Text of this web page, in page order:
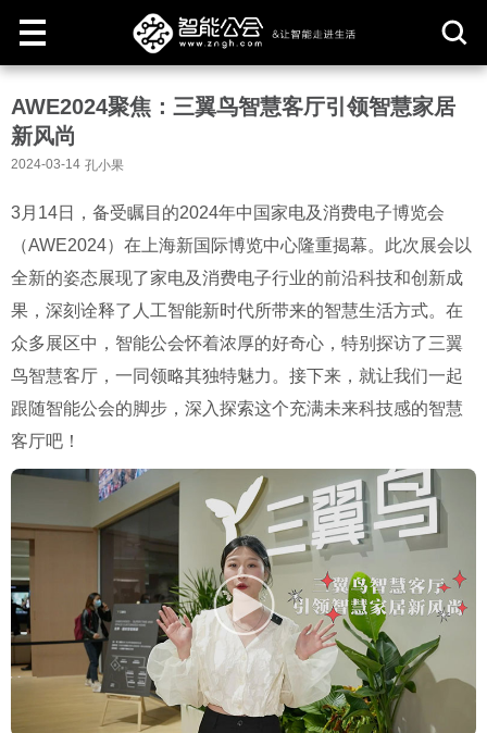
AWE2024聚焦：三翼鸟智慧客厅引领智慧家居
新风尚
2024-03-14 孔小果
3月14日，备受瞩目的2024年中国家电及消费电子博览会
（AWE2024）在上海新国际博览中心隆重揭幕。此次展会以
全新的姿态展现了家电及消费电子行业的前沿科技和创新成
果，深刻诠释了人工智能新时代所带来的智慧生活方式。在
众多展区中，智能公会怀着浓厚的好奇心，特别探访了三翼
鸟智慧客厅，一同领略其独特魅力。接下来，就让我们一起
跟随智能公会的脚步，深入探索这个充满未来科技感的智慧
客厅吧！